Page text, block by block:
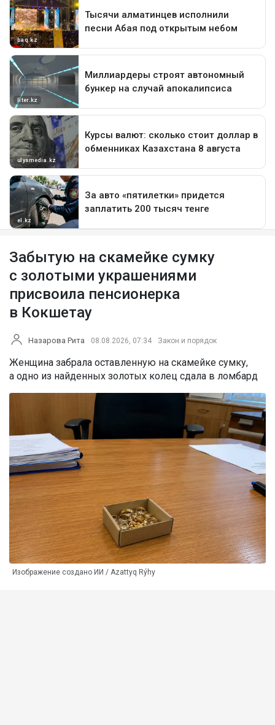
Забытую на скамейке сумку
с золотыми украшениями
присвоила пенсионерка
в Кокшетау
Назарова Рита 08.08.2026, 07:34 Закон и порядок
Женщина забрала оставленную на скамейке сумку,
а одно из найденных золотых колец сдала в ломбард
Изображение создано ИИ / Azattyq Rýhy